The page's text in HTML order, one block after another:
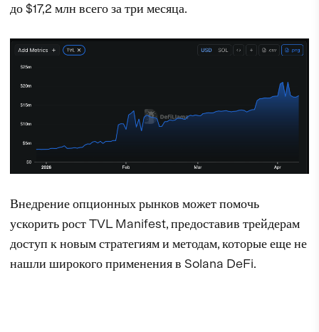
до $17,2 млн всего за три месяца.
Внедрение опционных рынков может помочь
ускорить рост TVL Manifest, предоставив трейдерам
доступ к новым стратегиям и методам, которые еще не
нашли широкого применения в Solana DeFi.